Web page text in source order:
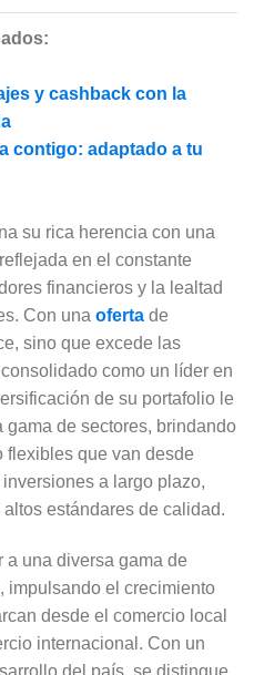
y cashback con la
contigo: adaptado a tu
su rica herencia con una
en el constante
financieros y la lealtad
Con una oferta de
sino que excede las
como un líder en
de su portafolio le
gama de sectores, brindando
que van desde
a largo plazo,
estándares de calidad.
a una diversa gama de
impulsando el crecimiento
desde el comercio local
internacional. Con un
del país, se distingue